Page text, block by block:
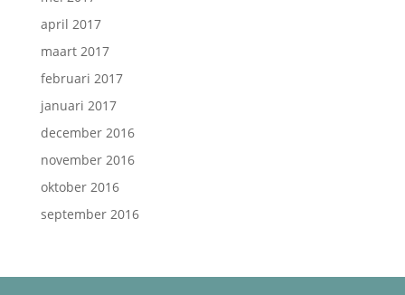
april 2017
maart 2017
februari 2017
januari 2017
december 2016
november 2016
oktober 2016
september 2016